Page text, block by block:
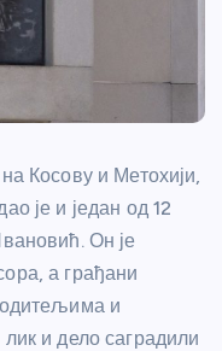
Косову и Метохији,
је и један од 12
Он је
а грађани
и
и дело саградили